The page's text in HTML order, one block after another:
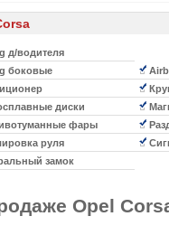
д/водителя
боковые
диски
фары
руля
замок
Opel